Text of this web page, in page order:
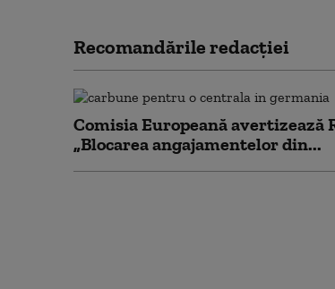
Recomandările redacţiei
Comisia Europeană avertizează
„Blocarea angajamentelor din...